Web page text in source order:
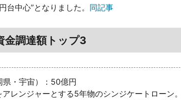
台中心”となりました。 同記事
調達額トップ3
県・宇宙）：50億円
レンジャーとする5年物のシンジケートローン